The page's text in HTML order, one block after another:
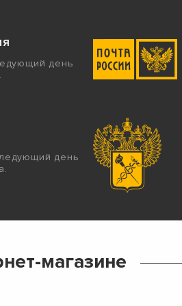
день
день
магазине